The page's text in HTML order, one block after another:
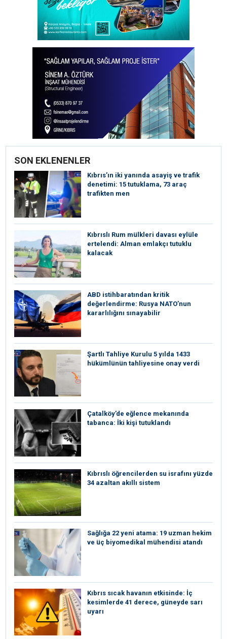
SON EKLENENLER
Kıbrıs’ın iki yanında asayiş ve trafik
denetimi: 15 tutuklama, 73 araç
trafikten men
Kıbrıslı Rum mülkleri davası eylüle
ertelendi: Alman emlakçı tutuklu
kalacak
ABD istihbaratından kritik
değerlendirme: Rusya NATO’nun
kararlılığını sınayabilir
Şartlı Tahliye Kurulu 5 yılda 1433
hükümlünün tahliyesine onay verdi
Çatalköy’de eğlence mekanında
tabanca: İki kişi tutuklandı
Kıbrıslı öğrencilerden su israfını yüzde
34 azaltan akıllı sistem
Sağlığa 22 yeni atama: 19 uzman hekim
ve üç biyomedikal mühendisi atandı
Kıbrıs sıcak havanın etkisinde: İç
kesimlerde 41 derece, güneyde sarı
uyarı